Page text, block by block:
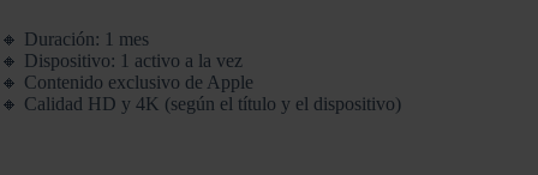
🔸 Duración: 1 mes
🔸 Dispositivo: 1 activo a la vez
🔸 Contenido exclusivo de Apple
🔸 Calidad HD y 4K (según el título y el dispositivo)